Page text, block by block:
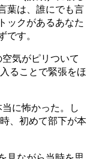
葉は、誰にでも言
ックがあるあなた
です。
気がピリついて
ることで緊張をほ
に怖かった。し
、初めて部下が本